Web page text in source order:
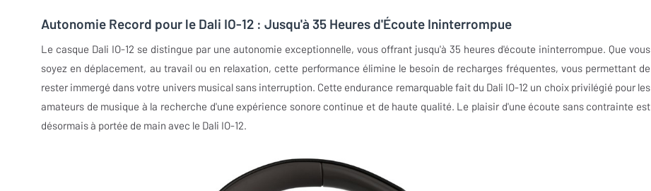
Autonomie Record pour le Dali IO-12 : Jusqu'à 35 Heures d'Écoute Ininterrompue
Le casque Dali IO-12 se distingue par une autonomie exceptionnelle, vous offrant jusqu'à 35 heures d'écoute ininterrompue. Que vous
soyez en déplacement, au travail ou en relaxation, cette performance élimine le besoin de recharges fréquentes, vous permettant de
rester immergé dans votre univers musical sans interruption. Cette endurance remarquable fait du Dali IO-12 un choix privilégié pour les
amateurs de musique à la recherche d'une expérience sonore continue et de haute qualité. Le plaisir d'une écoute sans contrainte est
désormais à portée de main avec le Dali IO-12.